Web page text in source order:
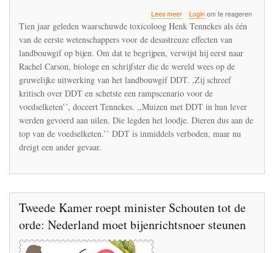
Lees meerover
We
midden
in
de
ramp
die
ik
tien
jaar
geleden
voorspeld
Loginom te reageren
Tien jaar geleden waarschuwde toxicoloog Henk Tennekes als één
van de eerste wetenschappers voor de desastreuze effecten van
landbouwgif op bijen. Om dat te begrijpen, verwijst hij eerst naar
Rachel Carson, biologe en schrijfster die de wereld wees op de
gruwelijke uitwerking van het landbouwgif DDT. ,Zij schreef
kritisch over DDT en schetste een rampscenario voor de
voedselketen’’, doceert Tennekes. ,,Muizen met DDT in hun lever
werden gevoerd aan uilen. Die legden het loodje. Dieren dus aan de
top van de voedselketen.’’ DDT is inmiddels verboden, maar nu
dreigt een ander gevaar.
Tweede Kamer roept minister Schouten tot de
orde: Nederland moet bijenrichtsnoer steunen